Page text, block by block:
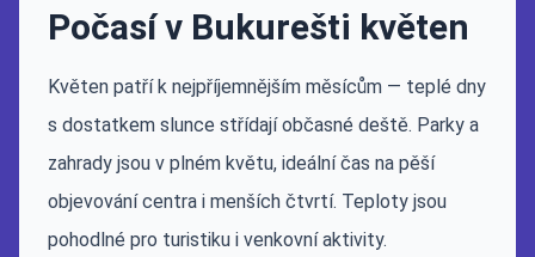
Počasí v Bukurešti květen
Květen patří k nejpříjemnějším měsícům — teplé dny
s dostatkem slunce střídají občasné deště. Parky a
zahrady jsou v plném květu, ideální čas na pěší
objevování centra i menších čtvrtí. Teploty jsou
pohodlné pro turistiku i venkovní aktivity.